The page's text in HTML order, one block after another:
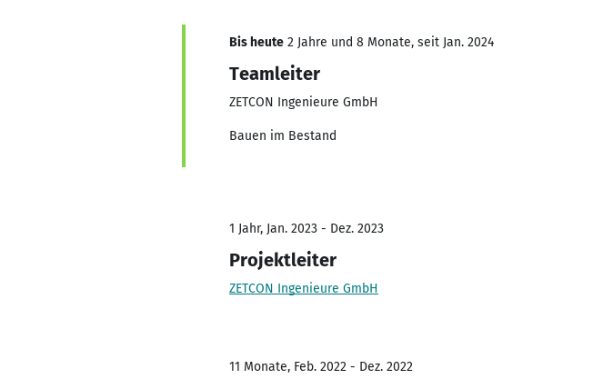
Bis heute 2 Jahre und 8 Monate, seit Jan. 2024
Teamleiter
ZETCON Ingenieure GmbH
Bauen im Bestand
1 Jahr, Jan. 2023 - Dez. 2023
Projektleiter
ZETCON Ingenieure GmbH
11 Monate, Feb. 2022 - Dez. 2022